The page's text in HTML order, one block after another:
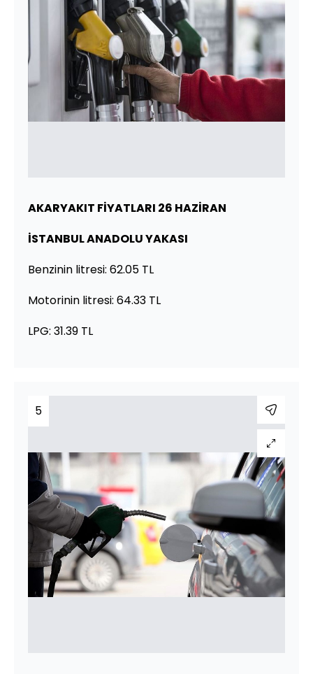
AKARYAKIT FİYATLARI 26 HAZİRAN
İSTANBUL ANADOLU YAKASI
Benzinin litresi: 62.05 TL
Motorinin litresi: 64.33 TL
LPG: 31.39 TL
5